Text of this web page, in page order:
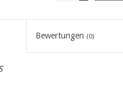
Bewertungen (0)